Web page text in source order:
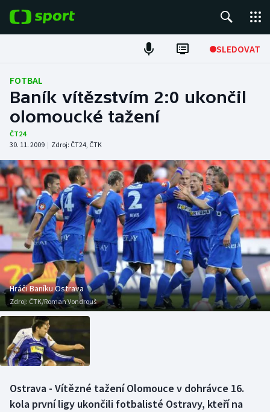
SLEDOVAT
Fotbal
Hokej
Tenis
Atletika
Cyklistika
DALŠÍ SPORTY
Americký fotbal
Baseball a softbal
Basketbal
Biatlon
Boby a skeleton
Box
NEPŘEHLÉDNĚTE
Soutěže
Historické návraty
Aplikace ČT sport
AZ kvíz
FOTBAL
Baník vítězstvím 2:0 ukončil
olomoucké tažení
ČT24
30. 11. 2009 | Zdroj: ČT24, ČTK
Hráči Baníku Ostrava
Zdroj: ČTK/Roman Vondrouš
Ostrava - Vítězné tažení Olomouce v dohrávce 16.
kola první ligy ukončili fotbalisté Ostravy, kteří na